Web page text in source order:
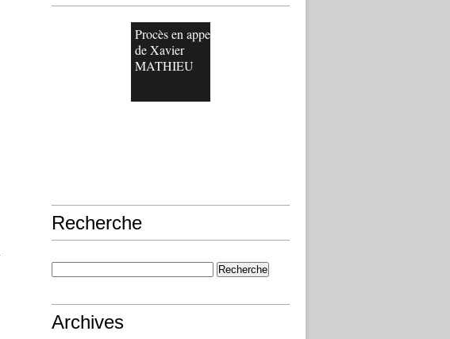
Procès en appel
de Xavier
MATHIEU
Recherche
Archives